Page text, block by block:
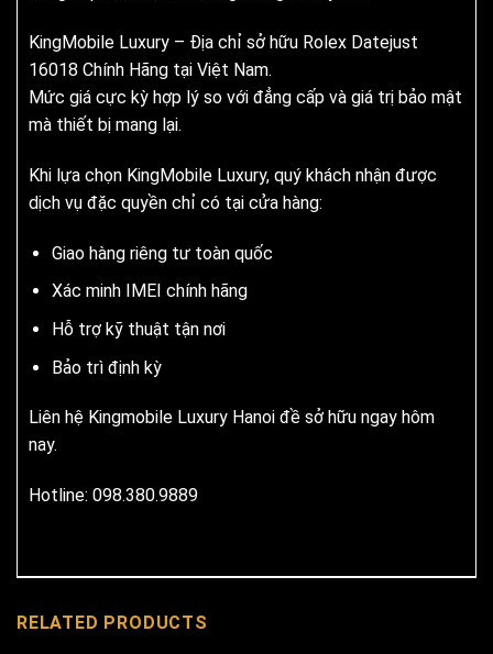
KingMobile Luxury – Địa chỉ sở hữu Rolex Datejust
16018 Chính Hãng tại Việt Nam.
Mức giá cực kỳ hợp lý so với đẳng cấp và giá trị bảo mật
mà thiết bị mang lại.
Khi lựa chọn KingMobile Luxury, quý khách nhận được
dịch vụ đặc quyền chỉ có tại cửa hàng:
Giao hàng riêng tư toàn quốc
Xác minh IMEI chính hãng
Hỗ trợ kỹ thuật tận nơi
Bảo trì định kỳ
Liên hệ Kingmobile Luxury Hanoi đề sở hữu ngay hôm
nay.
Hotline: 098.380.9889
RELATED PRODUCTS